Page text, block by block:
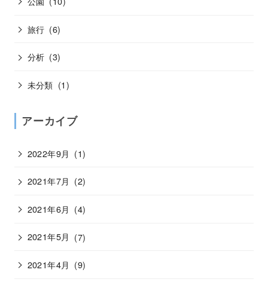
旅行 (6)
分析 (3)
未分類 (1)
アーカイブ
2022年9月 (1)
2021年7月 (2)
2021年6月 (4)
2021年5月 (7)
2021年4月 (9)